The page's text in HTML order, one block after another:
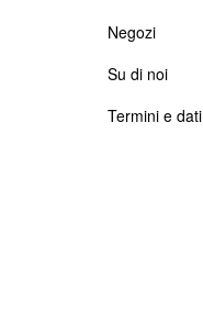
Negozi
Su di noi
Termini e dati